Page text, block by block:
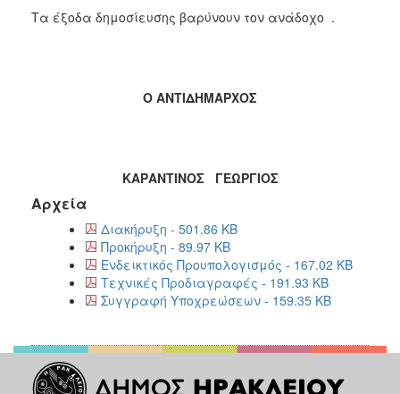
Τα έξοδα δημοσίευσης βαρύνουν τον ανάδοχο .
Ο ΑΝΤΙΔΗΜΑΡΧΟΣ
ΚΑΡΑΝΤΙΝΟΣ ΓΕΩΡΓΙΟΣ
Αρχεία
Διακήρυξη - 501.86 KB
Προκήρυξη - 89.97 KB
Ενδεικτικός Προυπολογισμός - 167.02 KB
Τεχνικές Προδιαγραφές - 191.93 KB
Συγγραφή Υποχρεώσεων - 159.35 KB